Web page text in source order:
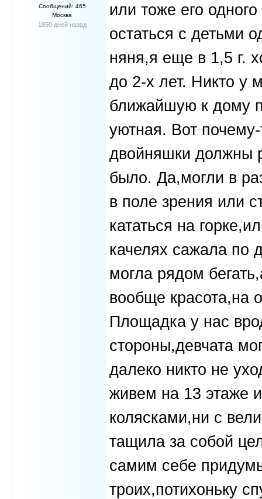
Сообщений: 465
Москва
1850 дней назад
или тоже его
остаться с детьми
няня,я еще в 1,5 г.
до 2-х лет. Никто у
ближайшую к дому
уютная. Вот
двойняшки должны
было. Да,могли в
в поле зрения или
кататься на
качелях сажала по
могла рядом
вообще красота,на
Площадка у нас
стороны,девчата
далеко никто не
живем на 13 этаже
колясками,ни с
тащила за собой
самим себе
троих,потихоньку